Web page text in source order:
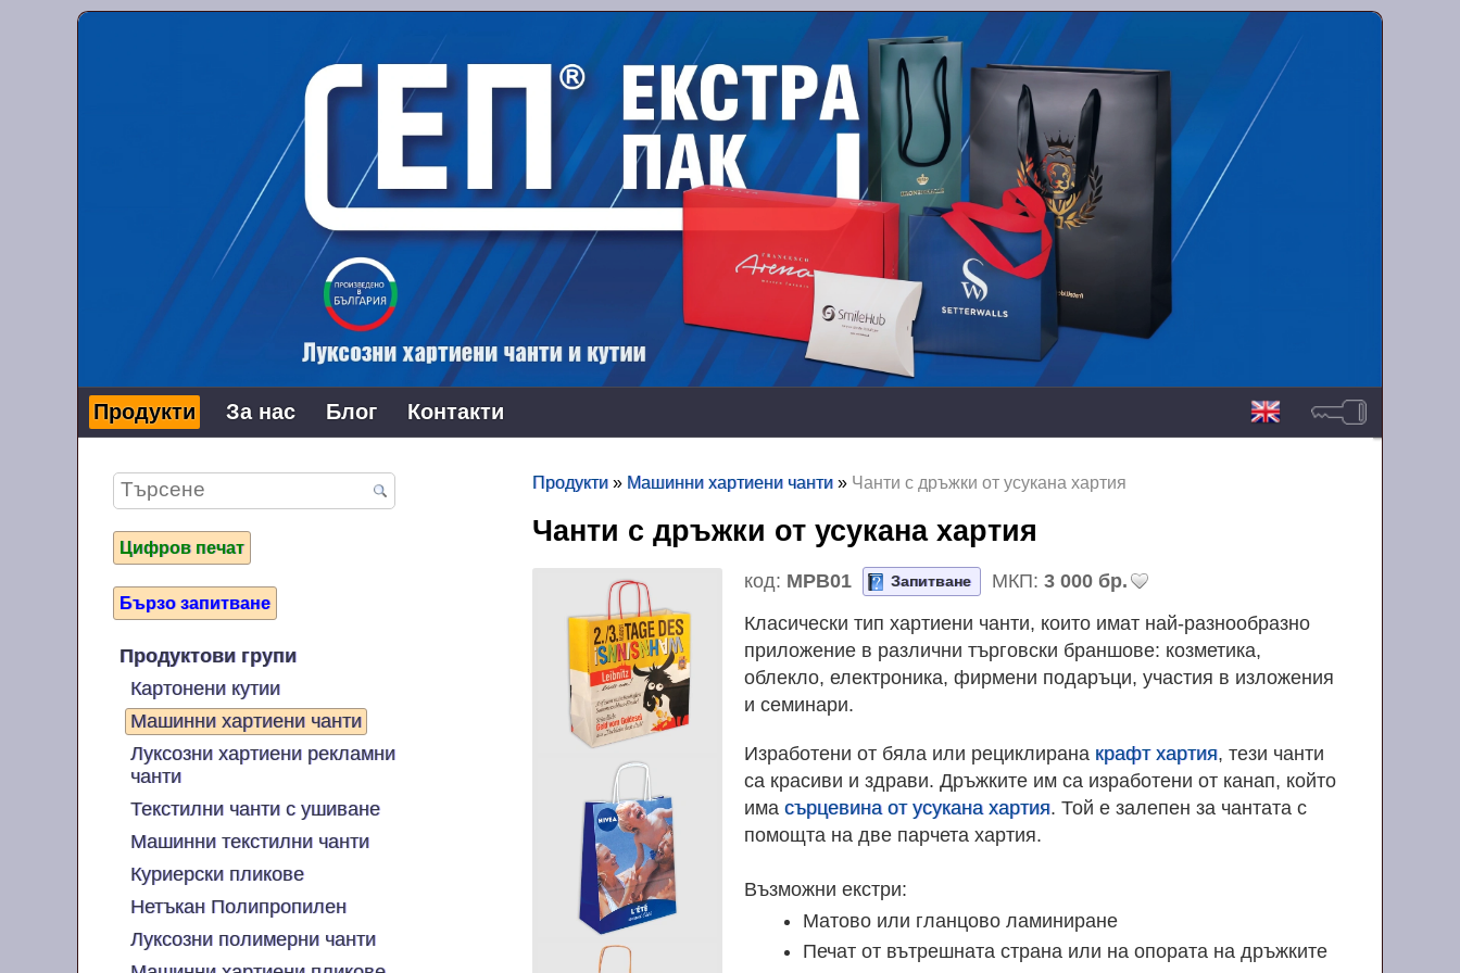
Продукти За нас Блог Контакти
Цифров печат
Бързо запитване
Продуктови групи
Картонени кутии
Машинни хартиени чанти
Луксозни хартиени рекламни
чанти
Текстилни чанти с ушиване
Машинни текстилни чанти
Куриерски пликове
Нетъкан Полипропилен
Луксозни полимерни чанти
Продукти » Машинни хартиени чанти » Чанти с дръжки от усукана хартия
Чанти с дръжки от усукана хартия
код: MPB01 Запитване МКП:3 000 бр.
Класически тип хартиени чанти, които имат най-разнообразно
приложение в различни търговски браншове: козметика,
облекло, електроника, фирмени подаръци, участия в изложения
и семинари.
Изработени от бяла или рециклирана крафт хартия, тези чанти
са красиви и здрави. Дръжките им са изработени от канап, който
имасърцевина от усукана хартия. Той е залепен за чантата с
помощта на две парчета хартия.
Възможни екстри:
Матово или гланцово ламиниране
Печат от вътрешната страна или на опората на дръжките